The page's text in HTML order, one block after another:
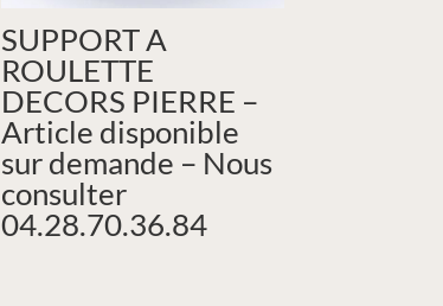
SUPPORT A
ROULETTE
DECORS PIERRE –
Article disponible
sur demande – Nous
consulter
04.28.70.36.84